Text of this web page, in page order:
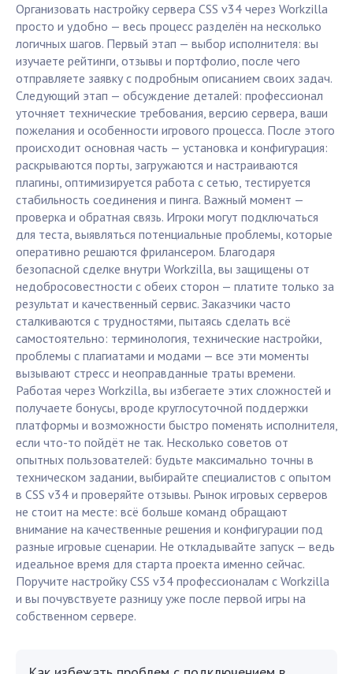
Организовать настройку сервера CSS v34 через Workzilla
просто и удобно — весь процесс разделён на несколько
логичных шагов. Первый этап — выбор исполнителя: вы
изучаете рейтинги, отзывы и портфолио, после чего
отправляете заявку с подробным описанием своих задач.
Следующий этап — обсуждение деталей: профессионал
уточняет технические требования, версию сервера, ваши
пожелания и особенности игрового процесса. После этого
происходит основная часть — установка и конфигурация:
раскрываются порты, загружаются и настраиваются
плагины, оптимизируется работа с сетью, тестируется
стабильность соединения и пинга. Важный момент —
проверка и обратная связь. Игроки могут подключаться
для теста, выявляться потенциальные проблемы, которые
оперативно решаются фрилансером. Благодаря
безопасной сделке внутри Workzilla, вы защищены от
недобросовестности с обеих сторон — платите только за
результат и качественный сервис. Заказчики часто
сталкиваются с трудностями, пытаясь сделать всё
самостоятельно: терминология, технические настройки,
проблемы с плагиатами и модами — все эти моменты
вызывают стресс и неоправданные траты времени.
Работая через Workzilla, вы избегаете этих сложностей и
получаете бонусы, вроде круглосуточной поддержки
платформы и возможности быстро поменять исполнителя,
если что-то пойдёт не так. Несколько советов от
опытных пользователей: будьте максимально точны в
техническом задании, выбирайте специалистов с опытом
в CSS v34 и проверяйте отзывы. Рынок игровых серверов
не стоит на месте: всё больше команд обращают
внимание на качественные решения и конфигурации под
разные игровые сценарии. Не откладывайте запуск — ведь
идеальное время для старта проекта именно сейчас.
Поручите настройку CSS v34 профессионалам с Workzilla
и вы почувствуете разницу уже после первой игры на
собственном сервере.